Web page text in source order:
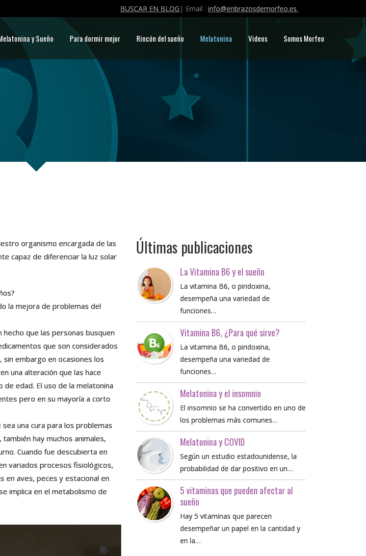
BUSCAR EN BLOG | Email : info@enbrazosdemorfeo.es
y Sueño Para dormir mejor Rincón del sueño Melatonina Videos Somos Morfeo
organismo encargada de las
capaz de diferenciar la luz solar
la mejora de problemas del
que las personas busquen
que son considerados
embargo en ocasiones los
una alteración que las hace
edad. El uso de la melatonina
pero en su mayoría a corto
una cura para los problemas
hay muchos animales,
Cuando fue descubierta en
variados procesos fisiológicos,
en aves, peces y estacional en
implica en el metabolismo de
Últimas publicaciones
La Vitamina B6 y el sueño
La vitamina B6, o piridoxina,
desempeña una variedad de
funciones…
Vitamina B6, ¿Para qué sirve?
La vitamina B6, o piridoxina,
desempeña una variedad de
funciones…
Melatonina y el insomnio
El insomnio se ha convertido en uno de
los problemas más comunes…
Melatonina y COVID
Según un estudio estadounidense, la
probabilidad de dar positivo en un…
5 vitaminas que pueden afectar al
sueño
Hay 5 vitaminas que parecen
desempeñar un papel en la cantidad y
en la…